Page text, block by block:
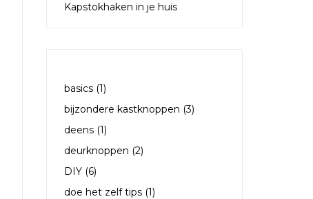
Kapstokhaken in je huis
basics (1)
bijzondere kastknoppen (3)
deens (1)
deurknoppen (2)
DIY (6)
doe het zelf tips (1)